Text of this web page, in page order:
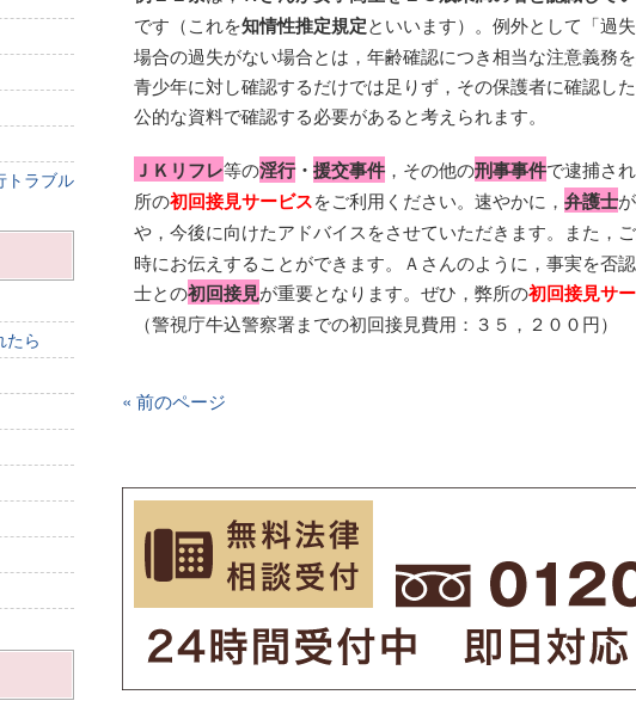
です（これを知情性推定規定といいます）。例外として「過
場合の過失がない場合とは，年齢確認につき相当な注意義務
青少年に対し確認するだけでは足りず，その保護者に確認し
公的な資料で確認する必要があると考えられます。
ＪＫリフレ等の淫行・ 援交事件 ，その他の刑事事件で逮捕さ
所の初回接見サービスをご利用ください。速やかに， 弁護士
や，今後に向けたアドバイスをさせていただきます。また，
時にお伝えすることができます。Ａさんのように，事実を否
士との初回接見が重要となります。ぜひ，弊所の初回接見サ
（警視庁牛込警察署までの初回接見費用：３５，２００円）
« 前のページ
トラブル
たら